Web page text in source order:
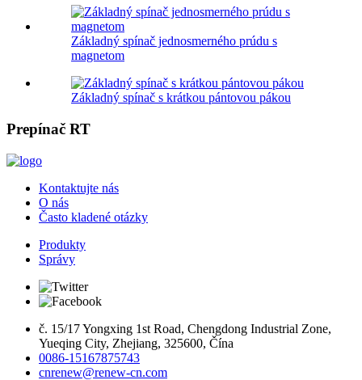
Základný spínač jednosmerného prúdu s
magnetom
Základný spínač s krátkou pántovou pákou
Prepínač RT
Kontaktujte nás
O nás
Často kladené otázky
Produkty
Správy
č. 15/17 Yongxing 1st Road, Chengdong Industrial Zone,
Yueqing City, Zhejiang, 325600, Čína
0086-15167875743
cnrenew@renew-cn.com